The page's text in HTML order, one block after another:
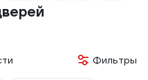
Фильтры